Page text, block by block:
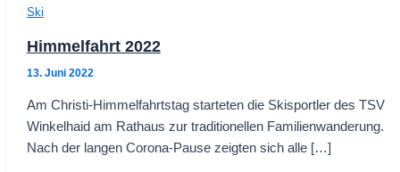
Ski
Himmelfahrt 2022
13. Juni 2022
Am Christi-Himmelfahrtstag starteten die Skisportler des TSV
Winkelhaid am Rathaus zur traditionellen Familienwanderung.
Nach der langen Corona-Pause zeigten sich alle […]